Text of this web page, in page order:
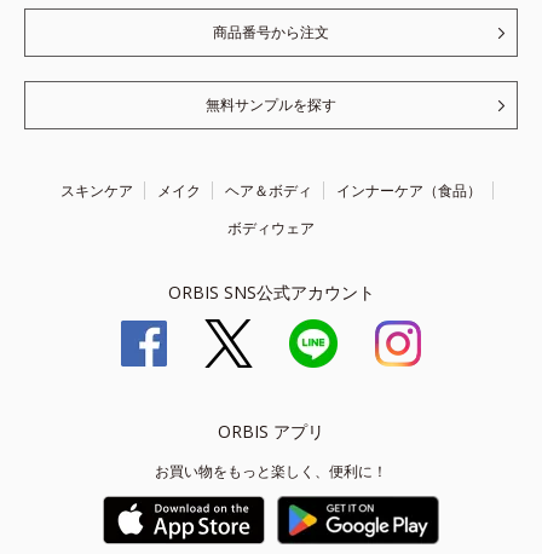
商品番号から注文
無料サンプルを探す
スキンケア メイク ヘア＆ボディ
インナーケア（食品）
ボディウェア
ORBIS SNS公式アカウント
ORBIS アプリ
お買い物をもっと楽しく、便利に！